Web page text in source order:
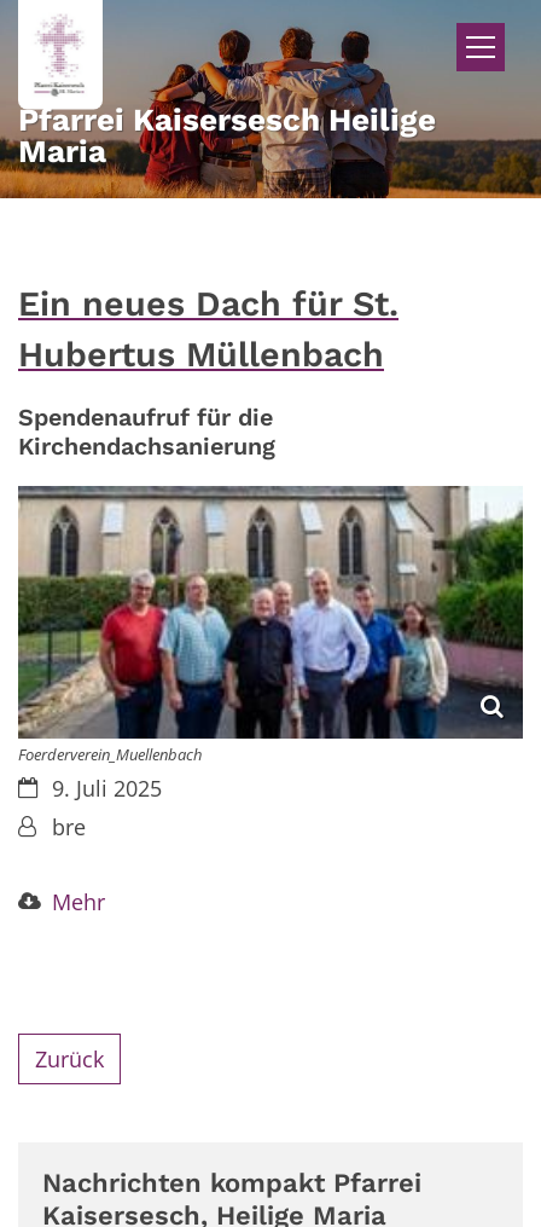
Zum Inhalt springen
Pfarrei Kaisersesch Heilige
Maria
Ein neues Dach für St.
Hubertus Müllenbach
Spendenaufruf für die
Kirchendachsanierung
Foerderverein_Muellenbach
Datum:9. Juli 2025
Von:bre
Mehr
Zurück
Nachrichten kompakt Pfarrei
Kaisersesch, Heilige Maria